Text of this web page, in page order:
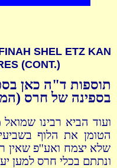
SHEL ETZ KAN
(CONT.)
תוספות ד"ה כאן
בספינה של חרס
ועוד הביא רבינו
הטומן את הלוף
שלא יצמח ואע''פ שאין
ונתתם בכלי חרס למען